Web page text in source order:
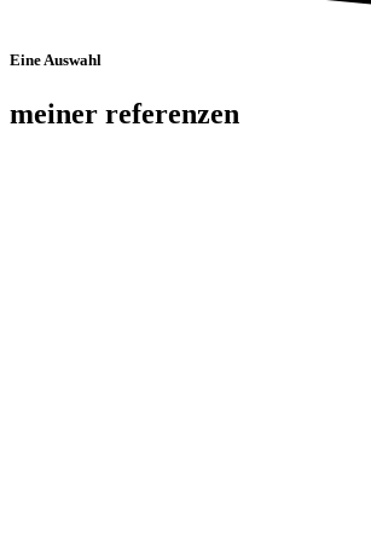
Eine Auswahl
meiner referenzen